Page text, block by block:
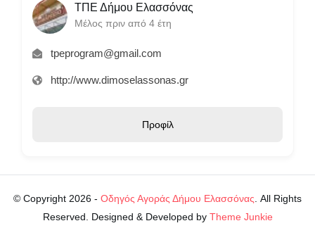
ΤΠΕ Δήμου Ελασσόνας
Μέλος πριν από 4 έτη
tpeprogram@gmail.com
http://www.dimoselassonas.gr
Προφίλ
© Copyright 2026 - Οδηγός Αγοράς Δήμου Ελασσόνας . All Rights
Reserved. Designed & Developed by Theme Junkie